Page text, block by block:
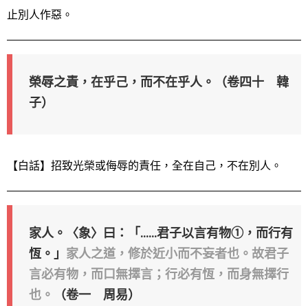
止別人作惡。
榮辱之責，在乎己，而不在乎人。（卷四十 韓
子）
【白話】招致光榮或侮辱的責任，全在自己，不在別人。
家人。〈象〉曰：「……君子以言有物①，而行有
恆。」 家人之道，修於近小而不妄者也。故君子
言必有物，而口無擇言；行必有恆，而身無擇行
也。
（卷一 周易）